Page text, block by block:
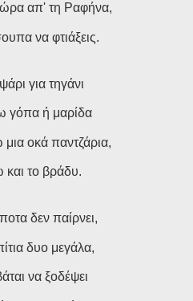
απ' τη Ραφήνα,
να φτιάξεις.
για τηγάνι
γόπα ή μαρίδα
οκά παντζάρια,
και το βράδυ.
δεν παίρνει,
δυο μεγάλα,
να ξοδέψει